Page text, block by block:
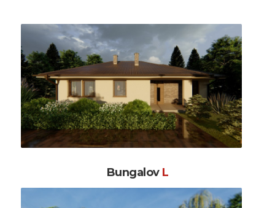
Bungalov L